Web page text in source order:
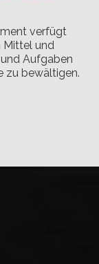
verfügt
Mittel und
Aufgaben
zu bewältigen.